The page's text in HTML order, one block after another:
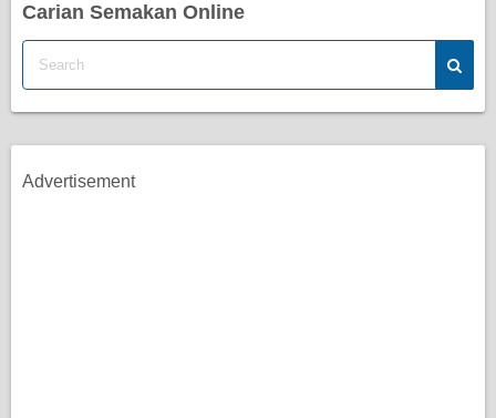
Carian Semakan Online
Advertisement